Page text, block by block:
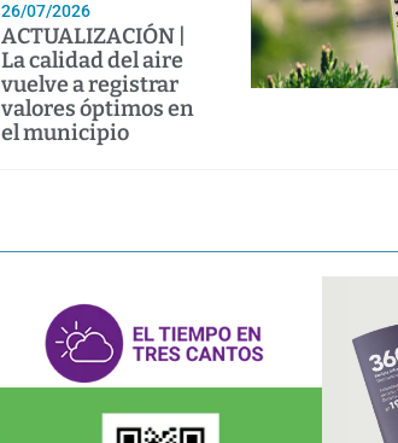
26/07/2026
ACTUALIZACIÓN |
La calidad del aire
vuelve a registrar
valores óptimos en
el municipio